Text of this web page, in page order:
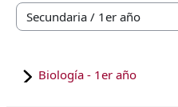
Categorías
Biología - 1er año